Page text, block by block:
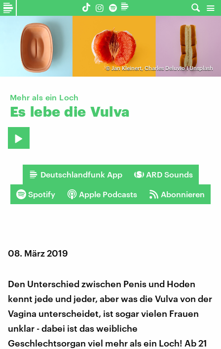
© Jan Kleinert, Charles Deluvio I Unsplash
Mehr als ein Loch
Es lebe die Vulva
Deutschlandfunk App ARD Sounds
Spotify Apple Podcasts Abonnieren
08. März 2019
Den Unterschied zwischen Penis und Hoden
kennt jede und jeder, aber was die Vulva von der
Vagina unterscheidet, ist sogar vielen Frauen
unklar - dabei ist das weibliche
Geschlechtsorgan viel mehr als ein Loch! Ab 21